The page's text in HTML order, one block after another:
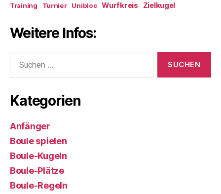
Training
Turnier Unibloc Wurfkreis Zielkugel
Weitere Infos:
nach:
Kategorien
Anfänger
Boule spielen
Boule-Kugeln
Boule-Plätze
Boule-Regeln